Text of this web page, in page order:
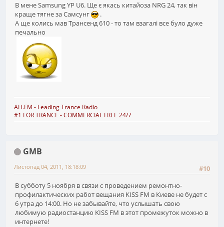
В мене Samsung YP U6. Ще є якась китайоза NRG 24, так він
краще тягне за Самсунг
.
А ще колись мав Трансенд 610 - то там взагалі все було дуже
печально
AH.FM - Leading Trance Radio
#1 FOR TRANCE - COMMERCIAL FREE 24/7
GMB
#10
Листопад 04, 2011, 18:18:09
В субботу 5 ноября в связи с проведением ремонтно-
профилактических работ вещания KISS FM в Киеве не будет с
6 утра до 14:00. Но не забывайте, что услышать свою
любимую радиостанцию KISS FM в этот промежуток можно в
интернете!